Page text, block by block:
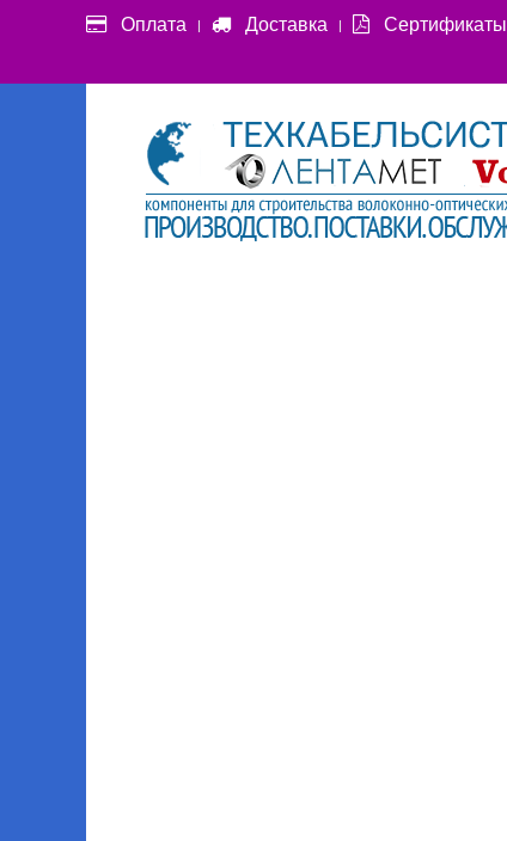
Оплата Доставка Сертификаты